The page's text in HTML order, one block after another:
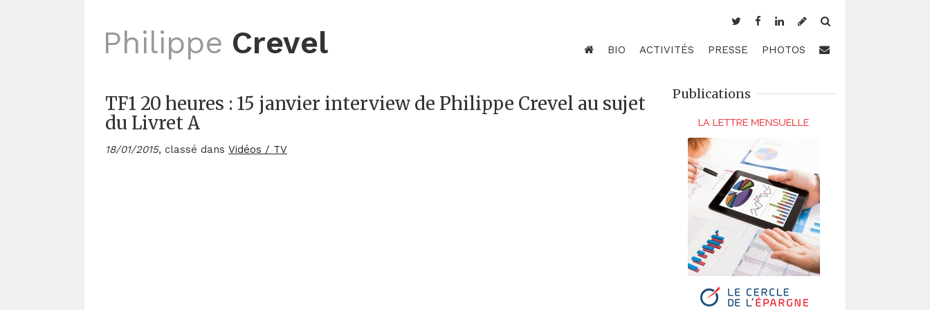
Philippe Crevel BIO ACTIVITÉS PRESSE PHOTOS
TF1 20 heures : 15 janvier interview de Philippe Crevel au sujet
du Livret A
18/01/2015, classé dans Vidéos / TV
Publications